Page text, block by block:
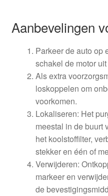
Aanbevelingen
Parkeer de auto op
schakel de motor
Als extra
loskoppelen om
voorkomen.
Lokaliseren: Het
meestal in de buurt
het koolstoffilter,
stekker en één of
Verwijderen:
markeer en
de